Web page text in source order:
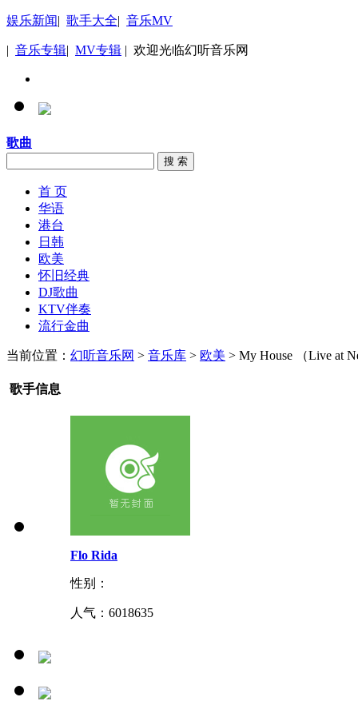
娱乐新闻| 歌手大全| 音乐MV
| 音乐专辑| MV专辑 | 欢迎光临幻听音乐网
歌曲
搜 索
首 页
华语
港台
日韩
欧美
怀旧经典
DJ歌曲
KTV伴奏
流行金曲
当前位置： 幻听音乐网 > 音乐库 > 欧美 > My House （Live at
歌手信息
Flo Rida
性别：
人气： 6018635